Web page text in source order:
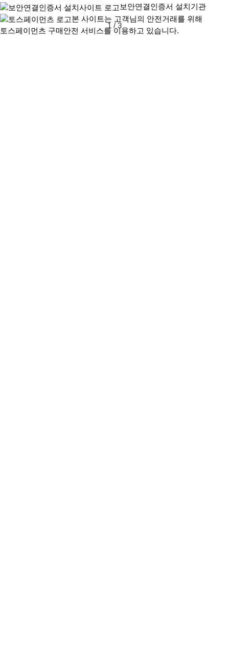
1 / 3
보안연결인증서 설치기관
본 사이트는 고객님의 안전거래를 위해
토스페이먼츠 구매안전 서비스를 이용하고 있습니다.